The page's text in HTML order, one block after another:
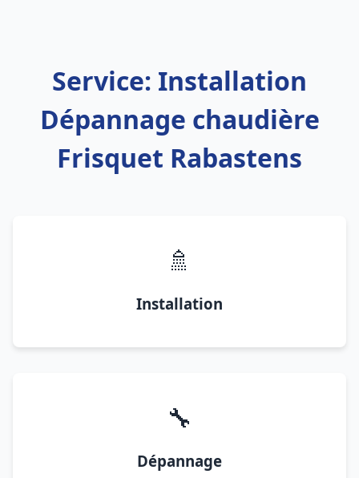
Service: Installation
Dépannage chaudière
Frisquet Rabastens
🚿
Installation
🔧
Dépannage